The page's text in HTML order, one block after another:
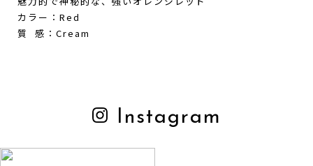
カラー：Red
質 感：Cream
Instagram